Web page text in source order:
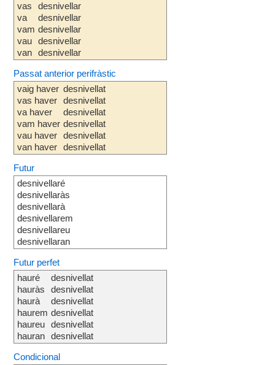
vas
va
vam
vau
van
desnivellar
desnivellar
desnivellar
desnivellar
desnivellar
Passat anterior perifràstic
vaig haver
vas haver
va haver
vam haver
vau haver
van haver
desnivellat
desnivellat
desnivellat
desnivellat
desnivellat
desnivellat
Futur
desnivellaré
desnivellaràs
desnivellarà
desnivellarem
desnivellareu
desnivellaran
Futur perfet
hauré
hauràs
haurà
haurem
haureu
hauran
desnivellat
desnivellat
desnivellat
desnivellat
desnivellat
desnivellat
Condicional